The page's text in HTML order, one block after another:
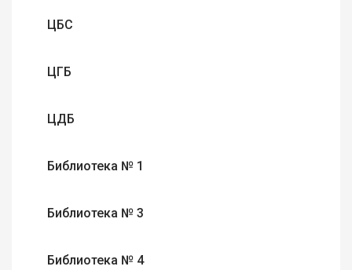
ЦБС
ЦГБ
ЦДБ
Библиотека № 1
Библиотека № 3
Библиотека № 4